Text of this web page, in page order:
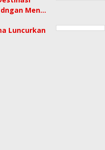
Men…
Luncurkan